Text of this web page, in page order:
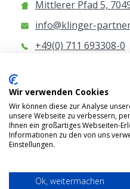
Mittlerer Pfad 5,
info@klinger-
+49(0) 711 693308-0
Anfahrt
Bauwesen und
Wir verwenden Cookies
Wir können diese zur Analyse
unsere Webseite zu verbessern,
Ihnen ein großartiges Webseiten-
Informationen zu den von uns
Einstellungen.
Ok, weitermachen